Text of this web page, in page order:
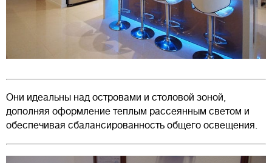
Они идеальны над островами и столовой зоной,
дополняя оформление теплым рассеянным светом и
обеспечивая сбалансированность общего освещения.